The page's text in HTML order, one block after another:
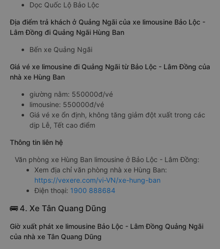
Dọc Quốc Lộ Bảo Lộc
Địa điểm trả khách ở Quảng Ngãi của xe limousine Bảo Lộc -
Lâm Đồng đi Quảng Ngãi Hùng Ban
Bến xe Quảng Ngãi
Giá vé xe limousine đi Quảng Ngãi từ Bảo Lộc - Lâm Đồng của
nhà xe Hùng Ban
giường nằm: 550000đ/vé
limousine: 550000đ/vé
Giá vé xe ổn định, không tăng giảm đột xuất trong các
dịp Lễ, Tết cao điểm
Thông tin liên hệ
Văn phòng xe Hùng Ban limousine ở Bảo Lộc - Lâm Đồng:
Xem địa chỉ văn phòng nhà xe Hùng Ban:
https://vexere.com/vi-VN/xe-hung-ban
Điện thoại: 1900 888684
🚌 4. Xe Tân Quang Dũng
Giờ xuất phát xe limousine Bảo Lộc - Lâm Đồng Quảng Ngãi
của nhà xe Tân Quang Dũng